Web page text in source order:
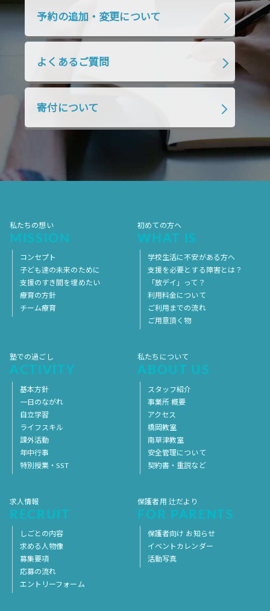
2019年4月
2018年7月 2018年6月
2018年4月 2018年3月 2018年2月
2018年1月 2017年12月
2017年10月 2017年9月 2017年8月
2017年5月
2017年4月
予約の追加・変更について
よくあるご質問
寄付について
私たちの想い
MISSION
コンセプト
子ども達の未来のために
支援のすき間を埋めたい
療育の方針
チーム療育
初めての方へ
WHAT IS
学校生活に不安がある方へ
支援を必要とする障害とは？
「放デイ」って？
利用料金について
ご利用までの流れ
ご用意頂く物
塾での過ごし
ACTIVITY
基本方針
一日のながれ
自立学習
ライフスキル
課外活動
年中行事
特別授業・SST
私たちについて
ABOUT US
スタッフ紹介
事業所 概要
アクセス
橋岡教室
南草津教室
安全管理について
契約書・重説など
求人情報
RECRUIT
しごとの内容
求める人物像
募集要項
応募の流れ
エントリーフォーム
保護者用 辻だより
FOR PARENTS
保護者向け お知らせ
イベントカレンダー
活動写真